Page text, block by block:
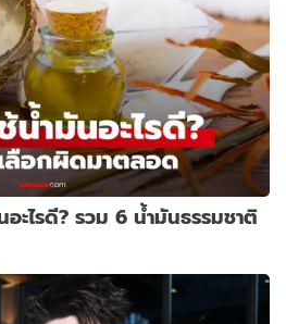
ะไรดี? รวม 6 น้ำมันธรรมชาติ